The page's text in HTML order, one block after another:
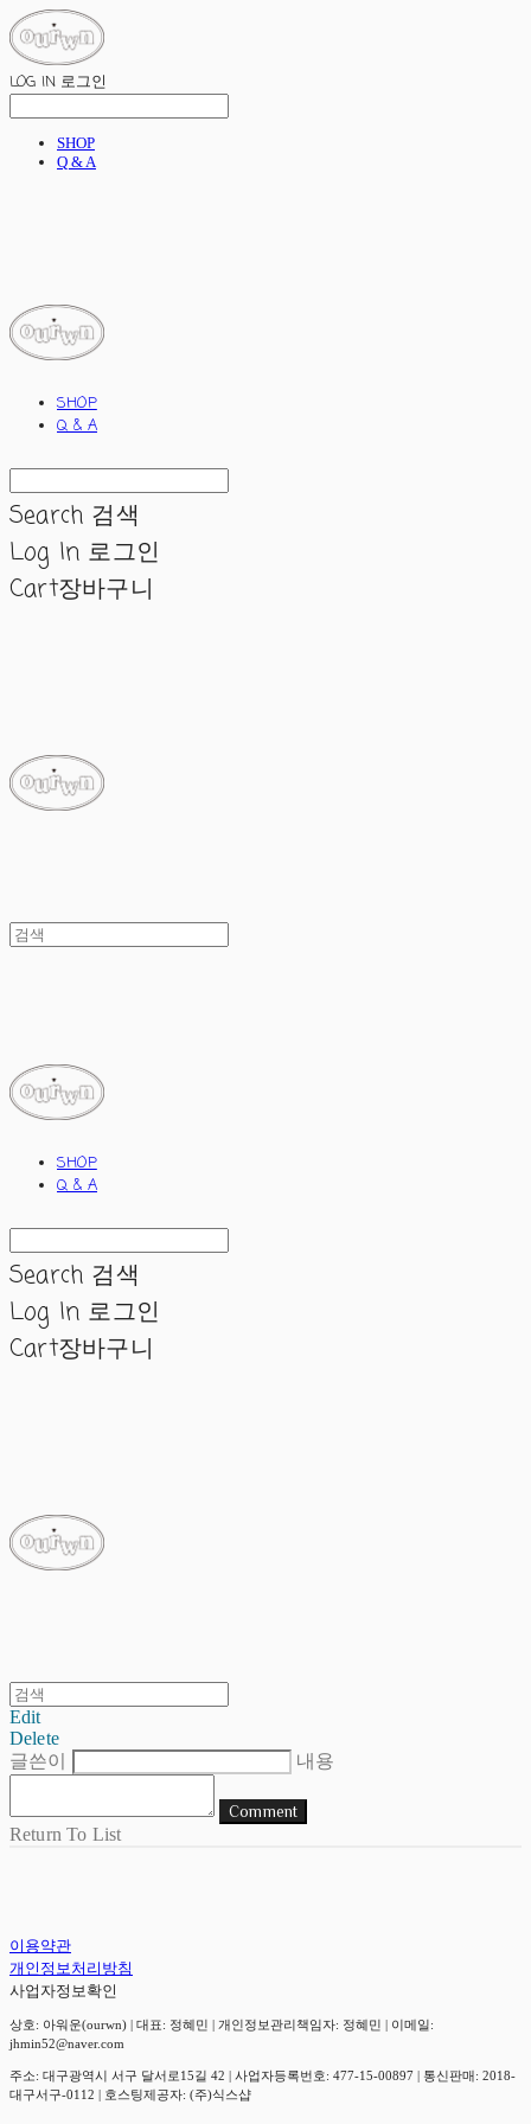
LOG IN 로그인
SHOP
Q & A
SHOP
Q & A
Search 검색
Log In 로그인
Cart장바구니
SHOP
Q & A
Search 검색
Log In 로그인
Cart장바구니
Edit
Delete
글쓴이
내용
Comment
Return To List
이용약관
개인정보처리방침
사업자정보확인
상호: 아워운(ourwn) | 대표: 정혜민 | 개인정보관리책임자: 정혜민 | 이메일:
jhmin52@naver.com
주소: 대구광역시 서구 달서로15길 42 | 사업자등록번호: 477-15-00897 | 통신판매: 2018-
대구서구-0112 | 호스팅제공자: (주)식스샵